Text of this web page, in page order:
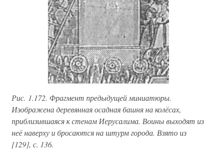
Рис. 1.172. Фрагмент предыдущей миниатюры.
Изображена деревянная осадная башня на колёсах,
приблизившаяся к стенам Иерусалима. Воины выходят из
неё наверху и бросаются на штурм города. Взято из
[129], с. 136.